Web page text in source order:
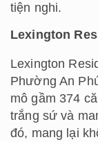
tiện nghi.
Lexington
Lexington
Phường An
mô gầm 374
trắng sứ và
đó, mang lại